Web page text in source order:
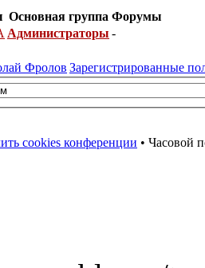
Основная группа Форумы
Администраторы -
Фролов Зарегистрированные
cookies конференции • Часовой